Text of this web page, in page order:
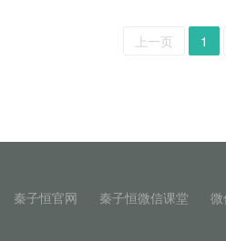
上一页 1
秦子恒官网 秦子恒微信课堂